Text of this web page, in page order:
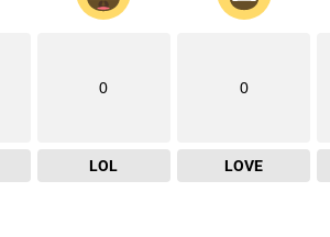
0
LOL
0
LOVE